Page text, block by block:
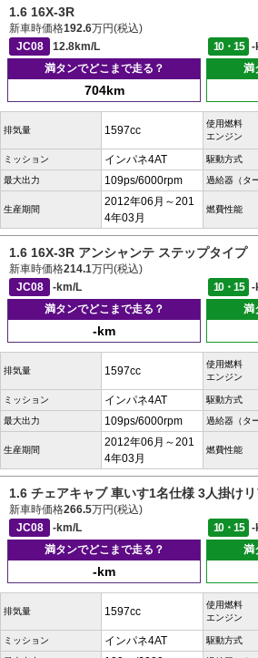
1.6 16X-3R
新車時価格192.6万円(税込)
JC08
12.8km/L 10・15
-
満タンでどこまで走る？
704km
満
排気量 1597cc
使用燃料
エンジン
ミッション インパネ4AT 駆動方式
最大出力 109ps/6000rpm 過給器（タ
生産期間
2012年06月～201
4年03月
燃費性能
1.6 16X-3R アンシャンテ ステップタイプ
新車時価格214.1万円(税込)
JC08
-km/L 10・15
-
満タンでどこまで走る？
-km
満
排気量 1597cc
使用燃料
エンジン
ミッション インパネ4AT 駆動方式
最大出力 109ps/6000rpm 過給器（タ
生産期間
2012年06月～201
4年03月
燃費性能
1.6 チェアキャブ 車いす1名仕様 3人掛け
新車時価格266.5万円(税込)
JC08
-km/L 10・15
-
満タンでどこまで走る？
-km
満
排気量 1597cc
使用燃料
エンジン
ミッション インパネ4AT 駆動方式